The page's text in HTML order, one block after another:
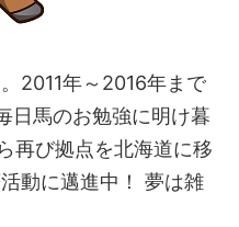
2011年～2016年まで
日馬のお勉強に明け暮
再び拠点を北海道に移
動に邁進中！ 夢は雑